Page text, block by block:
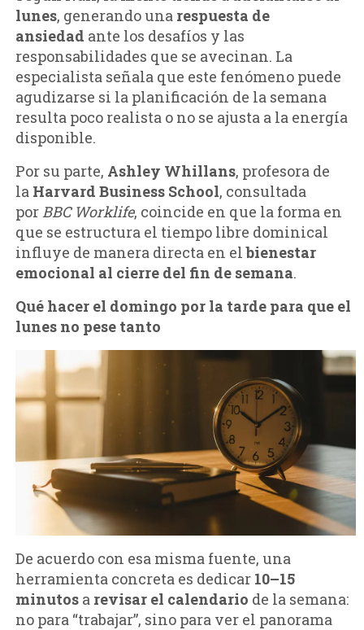
lunes, generando una respuesta de
ansiedad ante los desafíos y las
responsabilidades que se avecinan. La
especialista señala que este fenómeno puede
agudizarse si la planificación de la semana
resulta poco realista o no se ajusta a la energía
disponible.
Por su parte, Ashley Whillans, profesora de
la Harvard Business School, consultada
porBBC Worklife, coincide en que la forma en
que se estructura el tiempo libre dominical
influye de manera directa en elbienestar
emocional al cierre del fin de semana.
Qué hacer el domingo por la tarde para que el
lunes no pese tanto
De acuerdo con esa misma fuente, una
herramienta concreta es dedicar 10–15
minutosa revisar el calendario de la semana:
no para “trabajar”, sino para ver el panorama